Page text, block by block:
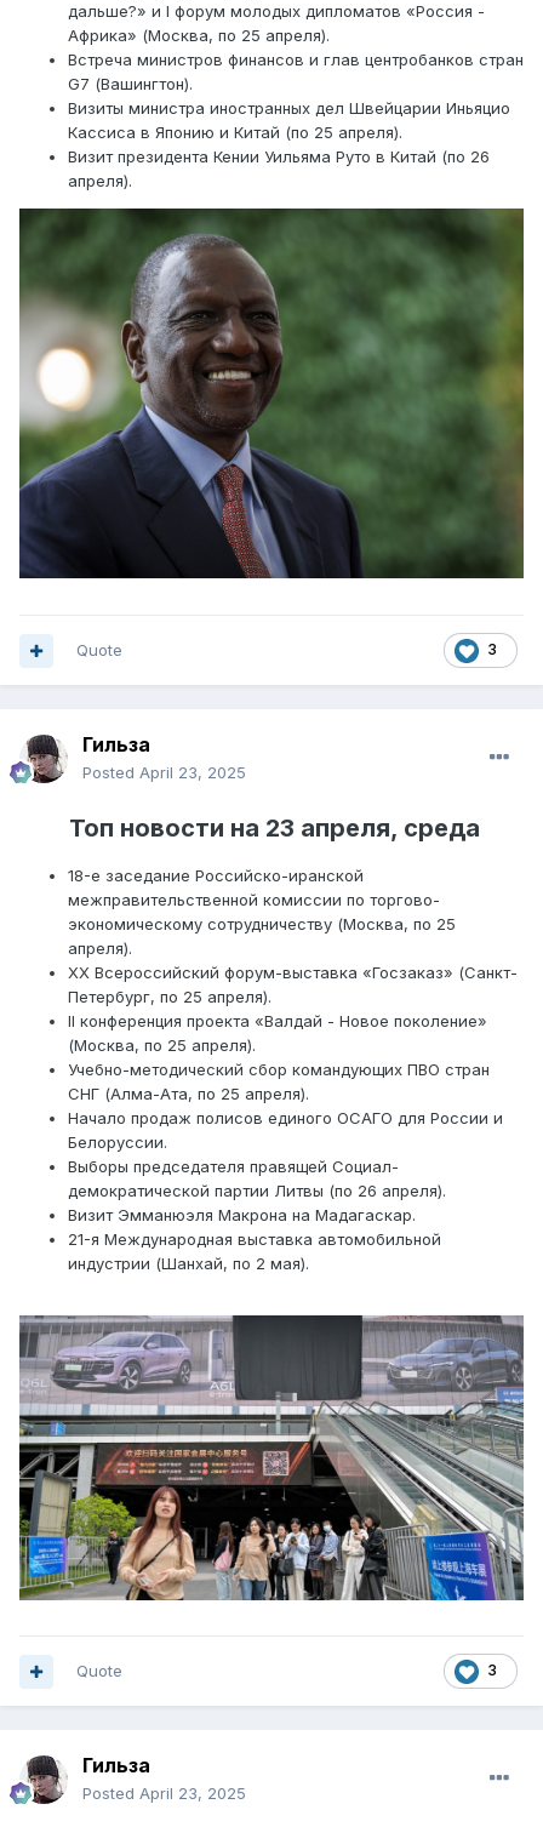
дальше?» и I форум молодых дипломатов «Россия -
Африка» (Москва, по 25 апреля).
Встреча министров финансов и глав центробанков стран
G7 (Вашингтон).
Визиты министра иностранных дел Швейцарии Иньяцио
Кассиса в Японию и Китай (по 25 апреля).
Визит президента Кении Уильяма Руто в Китай (по 26
апреля).
3
Quote
Гильза
Posted April 23, 2025
Топ новости на 23 апреля, среда
18-е заседание Российско-иранской
межправительственной комиссии по торгово-
экономическому сотрудничеству (Москва, по 25
апреля).
XX Всероссийский форум-выставка «Госзаказ» (Санкт-
Петербург, по 25 апреля).
II конференция проекта «Валдай - Новое поколение»
(Москва, по 25 апреля).
Учебно-методический сбор командующих ПВО стран
СНГ (Алма-Ата, по 25 апреля).
Начало продаж полисов единого ОСАГО для России и
Белоруссии.
Выборы председателя правящей Социал-
демократической партии Литвы (по 26 апреля).
Визит Эмманюэля Макрона на Мадагаскар.
21-я Международная выставка автомобильной
индустрии (Шанхай, по 2 мая).
3
Quote
Гильза
Posted April 23, 2025